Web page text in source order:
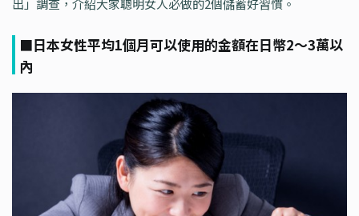
■日本女性平均1個月可以使用的金額在日幣2～3萬以
內